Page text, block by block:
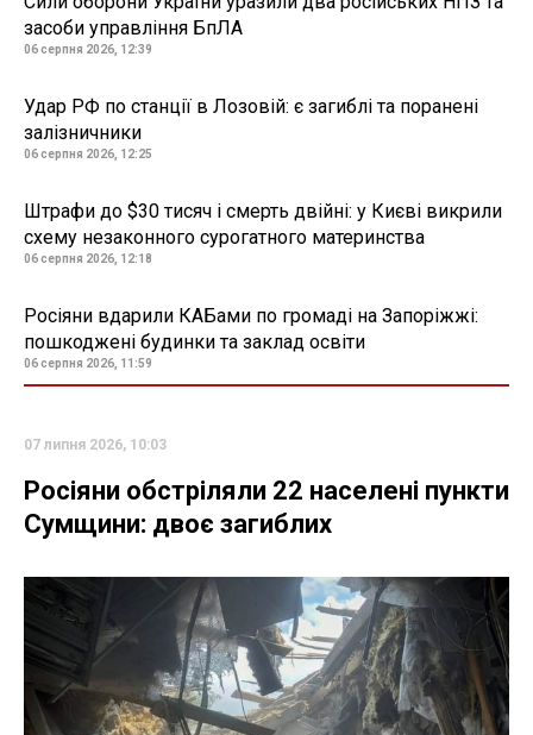
засоби управління БпЛА
06 серпня 2026, 12:39
Удар РФ по станції в Лозовій: є загиблі та поранені
залізничники
06 серпня 2026, 12:25
Штрафи до $30 тисяч і смерть двійні: у Києві викрили
схему незаконного сурогатного материнства
06 серпня 2026, 12:18
Росіяни вдарили КАБами по громаді на Запоріжжі:
пошкоджені будинки та заклад освіти
06 серпня 2026, 11:59
07 липня 2026, 10:03
Росіяни обстріляли 22 населені пункти
Сумщини: двоє загиблих